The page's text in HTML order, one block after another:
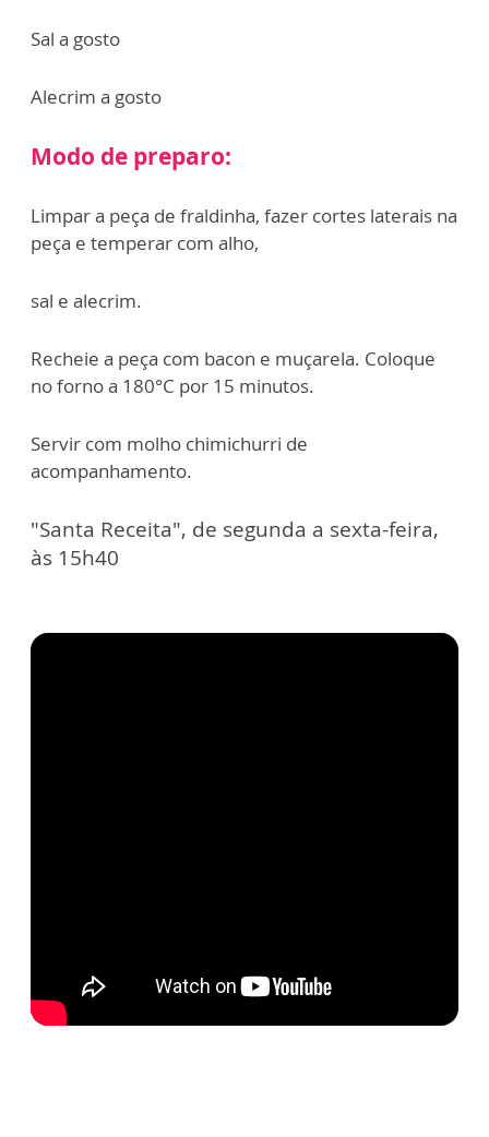
Sal a gosto
Alecrim a gosto
Modo de preparo:
Limpar a peça de fraldinha, fazer cortes laterais na
peça e temperar com alho,
sal e alecrim.
Recheie a peça com bacon e muçarela. Coloque
no forno a 180°C por 15 minutos.
Servir com molho chimichurri de
acompanhamento.
"Santa Receita", de segunda a sexta-feira,
às 15h40